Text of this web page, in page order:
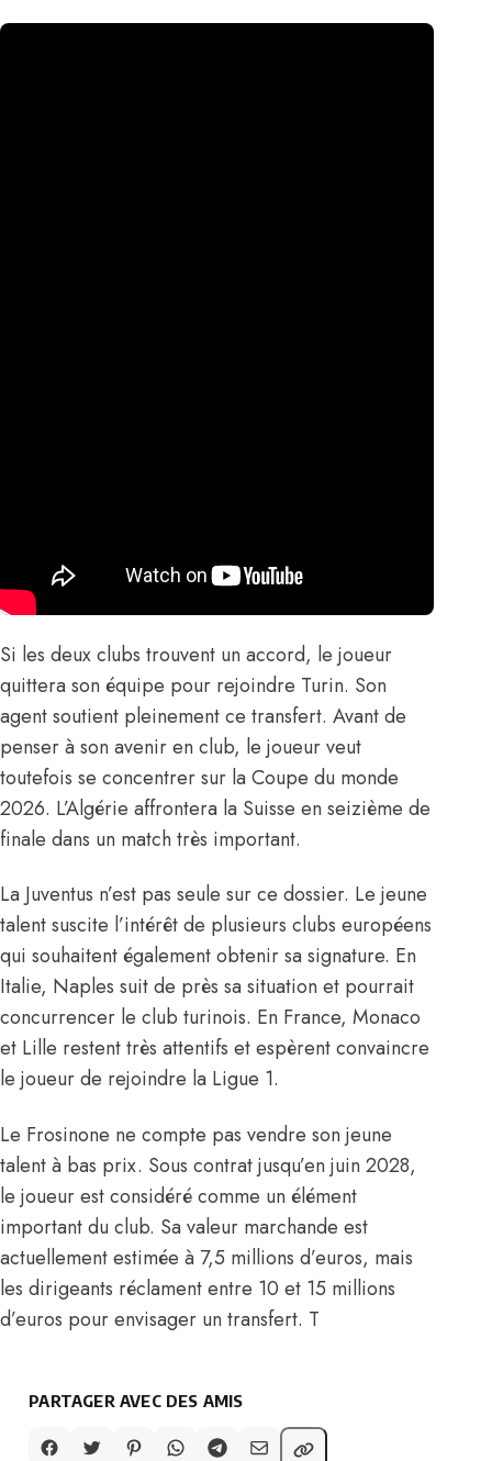
Si les deux clubs trouvent un accord, le joueur
quittera son équipe pour rejoindre Turin. Son
agent soutient pleinement ce transfert. Avant de
penser à son avenir en club, le joueur veut
toutefois se concentrer sur la Coupe du monde
2026. L’Algérie affrontera la Suisse en seizième de
finale dans un match très important.
La Juventus n’est pas seule sur ce dossier. Le jeune
talent suscite l’intérêt de plusieurs clubs européens
qui souhaitent également obtenir sa signature. En
Italie, Naples suit de près sa situation et pourrait
concurrencer le club turinois. En France, Monaco
et Lille restent très attentifs et espèrent convaincre
le joueur de rejoindre la Ligue 1.
Le Frosinone ne compte pas vendre son jeune
talent à bas prix. Sous contrat jusqu’en juin 2028,
le joueur est considéré comme un élément
important du club. Sa valeur marchande est
actuellement estimée à 7,5 millions d’euros, mais
les dirigeants réclament entre 10 et 15 millions
d’euros pour envisager un transfert. T
PARTAGER AVEC DES AMIS